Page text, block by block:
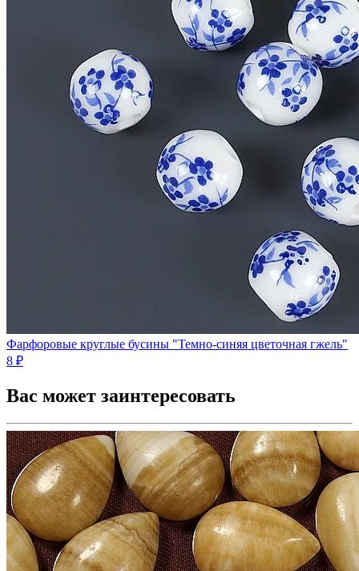
Фарфоровые круглые бусины "Темно-синяя цветочная гжель"
8 ₽
Вас может заинтересовать